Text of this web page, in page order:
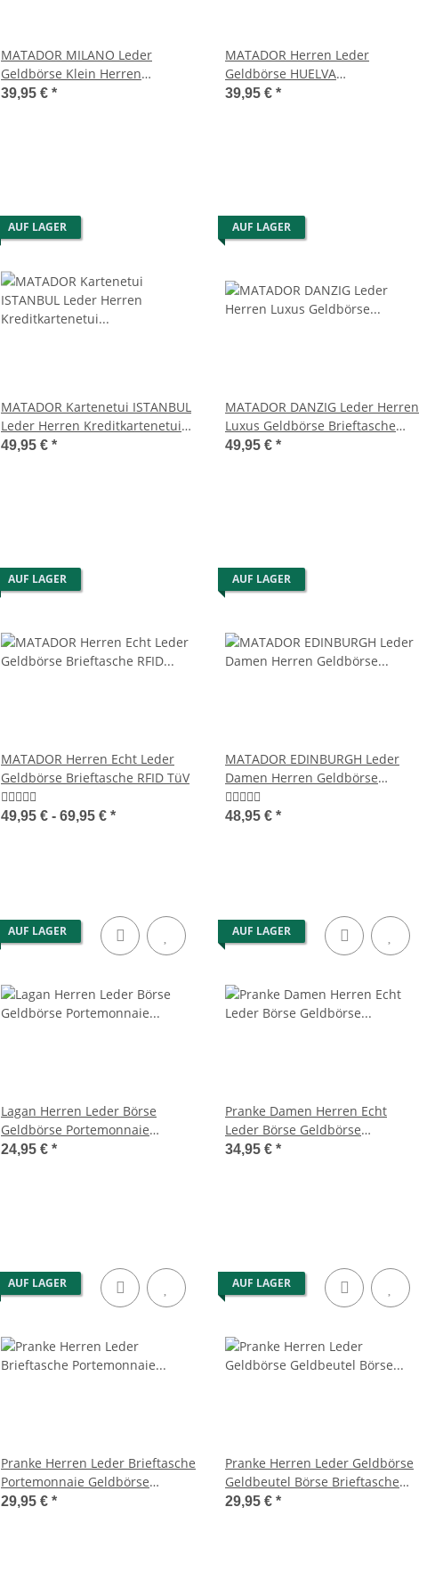
MATADOR MILANO Leder
Geldbörse Klein Herren
Ledergeldbörse RFID
39,95 € *
MATADOR Herren Leder
Geldbörse HUELVA
Portemonnaie RFID Schwarz
39,95 € *
AUF LAGER
MATADOR Kartenetui ISTANBUL
Leder Herren Kreditkartenetui
RFID
49,95 € *
AUF LAGER
MATADOR DANZIG Leder Herren
Luxus Geldbörse Brieftasche
RFID TüV
49,95 € *
AUF LAGER
MATADOR Herren Echt Leder
Geldbörse Brieftasche RFID TüV
49,95 € - 69,95 € *
AUF LAGER
MATADOR EDINBURGH Leder
Damen Herren Geldbörse
Portemonnaie
48,95 € *
AUF LAGER
Lagan Herren Leder Börse
Geldbörse Portemonnaie
Geldbeutel Brieftasche Braun
24,95 € *
AUF LAGER
Pranke Damen Herren Echt
Leder Börse Geldbörse
Portemonnaie Geldbeutel Braun
34,95 € *
AUF LAGER
Pranke Herren Leder Brieftasche
Portemonnaie Geldbörse
Geldbeutel Börse Braun
29,95 € *
AUF LAGER
Pranke Herren Leder Geldbörse
Geldbeutel Börse Brieftasche
Portemonnaie Braun
29,95 € *